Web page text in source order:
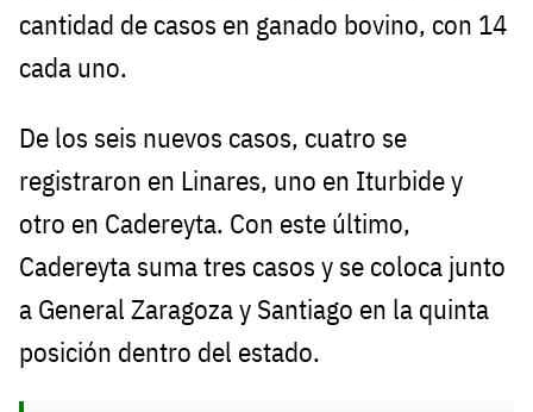
cantidad de casos en ganado bovino, con 14
cada uno.
De los seis nuevos casos, cuatro se
registraron en Linares, uno en Iturbide y
otro en Cadereyta. Con este último,
Cadereyta suma tres casos y se coloca junto
a General Zaragoza y Santiago en la quinta
posición dentro del estado.